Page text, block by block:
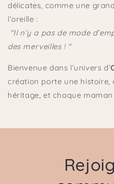
délicates, comme une
l’oreille :
"Il n’y a pas de mode
des merveilles ! "
Bienvenue dans l’univers d’
création porte une histoire,
héritage, et chaque maman